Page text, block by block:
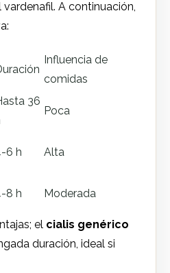
A continuación,
Influencia de
comidas
36
Poca
6 h Alta
8 h Moderada
el cialis genérico
duración, ideal si